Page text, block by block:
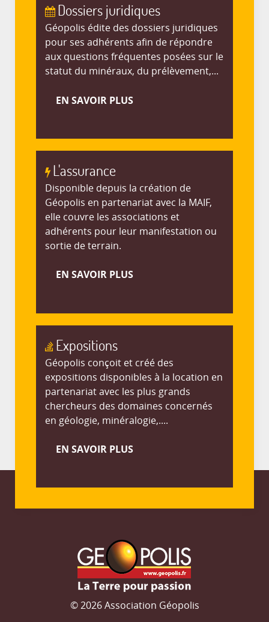
Dossiers juridiques
Géopolis édite des dossiers juridiques
pour ses adhérents afin de répondre
aux questions fréquentes posées sur le
statut du minéraux, du prélèvement,...
EN SAVOIR PLUS
L'assurance
Disponible depuis la création de
Géopolis en partenariat avec la MAIF,
elle couvre les associations et
adhérents pour leur manifestation ou
sortie de terrain.
EN SAVOIR PLUS
Expositions
Géopolis conçoit et créé des
expositions disponibles à la location en
partenariat avec les plus grands
chercheurs des domaines concernés
en géologie, minéralogie,....
EN SAVOIR PLUS
© 2026 Association Géopolis